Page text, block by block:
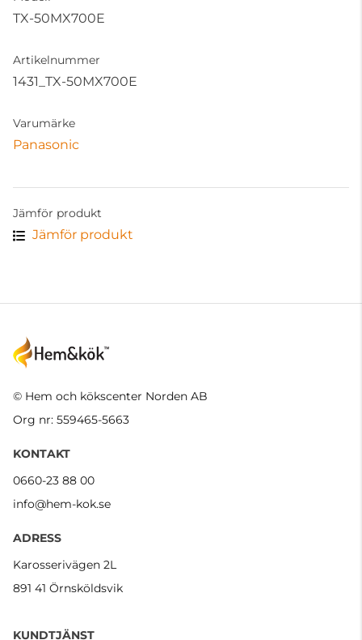
TX-50MX700E
Artikelnummer
1431_TX-50MX700E
Varumärke
Panasonic
Jämför produkt
Jämför produkt
© Hem och kökscenter Norden AB
Org nr: 559465-5663
KONTAKT
0660-23 88 00
info@hem-kok.se
ADRESS
Karosserivägen 2L
891 41 Örnsköldsvik
KUNDTJÄNST